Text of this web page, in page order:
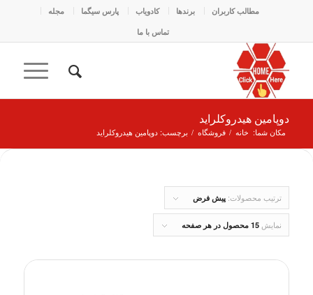
مطالب کاربران برندها کادو‌یاب پارس سیگما
مجله
تماس با ما
دوپامین هیدروکلراید
مکان شما: خانه / فروشگاه / برچسب: دوپامین هیدروکلراید
ترتیب محصولات: پیش فرض
نمایش 15 محصول در هر صفحه